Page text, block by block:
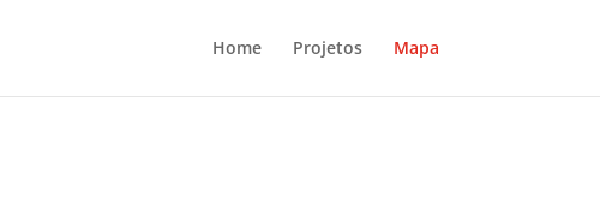
Home Projetos Mapa